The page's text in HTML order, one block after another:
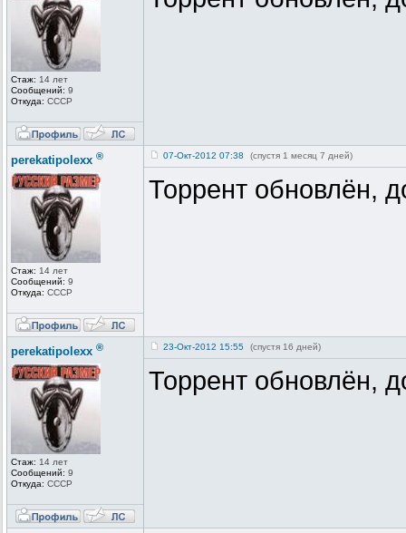
Стаж: 14 лет
Сообщений: 9
Откуда: СССР
perekatipolexx ®
Стаж: 14 лет
Сообщений: 9
Откуда: СССР
07-Окт-2012 07:38 (спустя 1 месяц 7 дней)
Торрент обновлён,
perekatipolexx ®
Стаж: 14 лет
Сообщений: 9
Откуда: СССР
23-Окт-2012 15:55 (спустя 16 дней)
Торрент обновлён,